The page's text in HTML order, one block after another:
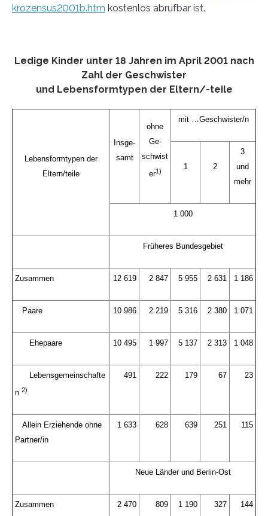
krozensus2001b.htm kostenlos abrufbar ist.
Ledige Kinder unter 18 Jahren im April 2001 nach
Zahl der Geschwister
und Lebensformtypen der Eltern/-teile
Lebensformtypen der
Eltern/teile
Insge-
samt
ohne
Ge-
schwist
er1)
mit …Geschwister/n
1 2
3
und
mehr
1 000
Früheres Bundesgebiet
Zusammen 12 619 2 847 5 955 2 631 1 186
Paare 10 986 2 219 5 316 2 380 1 071
Ehepaare 10 495 1 997 5 137 2 313 1 048
Lebensgemeinschafte
n 2)
491 222 179 67 23
Allein Erziehende ohne
Partner/in
1 633 628 639 251 115
Neue Länder und Berlin-Ost
Zusammen 2 470 809 1 190 327 144